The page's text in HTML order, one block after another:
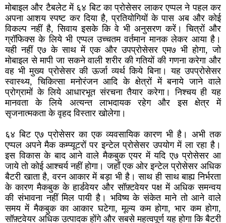
मोबाइल और टैबलेट में ६४ बिट का प्रोसेसर लाकर एप्पल ने पहल कर
अपना आशय स्पष्ट कर दिया है, प्रतियोगियों के पास अब और कोई
विकल्प नहीं है, सिवाय इसके कि वे भी अनुसरण करें। चित्रों और
ग्रॉफिक्स के लिये भी एप्पल उच्चतम वर्तमान मानक लेकर आया है।
यही नहीं ए७ के साथ में एक और उपप्रोसेसर एम७ भी होगा, जो
मोबाइल से मापी जा सकने वाली शरीर की गतियों की गणना करेगा और
वह भी मुख्य प्रोसेसर की ऊर्जा व्यर्थ किये बिना। यह उपप्रोसेसर
स्वास्थ्य, चिकित्सा मनोरंजन आदि के क्षेत्रों में बनाये जाने वाले
प्रोग्रामों के लिये आधारभूत संरचना तैयार करेगा। निश्चय ही यह
मानवता के लिये अत्यन्त लाभदायक रहेग और इस क्षेत्र में
सृजनात्मकता के वृहद विस्तार खोलेगा।
६४ बिट ए७ प्रोसेसर का एक व्यवसायिक कारण भी है। अभी तक
एप्पल अपने मैक कम्प्यूटरों पर इन्टेल प्रोसेसर उपयोग में ला रहा है।
इस विकास के बाद आने वाले मैकबुक एयर में यदि ए७ प्रोसेसर आ
जाये तो कोई आश्चर्य नहीं होगा। जहाँ एक ओर इन्टेल प्रोसेसर अधिक
बैटरी खाता है, वरन आकार में बड़ा भी है। साथ ही साथ बाह्य निर्भरता
के कारण मैकबुक के हार्डवेयर और सॉफ़्टवेयर पक्ष में अधिक समन्वय
की संभावना नहीं मिल पायी है। भविष्य के संकेत माने तो आने वाले
समय में मैकबुक का आकार घटेगा, मूल्य कम होगा, भार कम होगा,
सॉफ़्टवेयर अधिक उत्पादक होंगे और सबसे महत्वपूर्ण यह होगा कि बैटरी